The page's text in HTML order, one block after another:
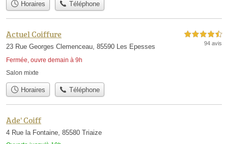
Horaires Téléphone
Actuel Coiffure
23 Rue Georges Clemenceau, 85590 Les Epesses
Fermée, ouvre demain à 9h
4,5 étoiles sur 5
94 avis
Salon mixte
Horaires Téléphone
Ade' Coiff
4 Rue la Fontaine, 85580 Triaize